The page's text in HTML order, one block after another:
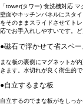
「tower(タワー) 食洗機対応
壁面やキッチンパネルにスタ
をそのままスライドさせてト
応でお手入れしやすいです。
●磁石で浮かせて省スペー
まな板の裏側にマグネットが
きます。水切れが良く衛生的
●自立するまな板
自立するのでまな板がをしっ